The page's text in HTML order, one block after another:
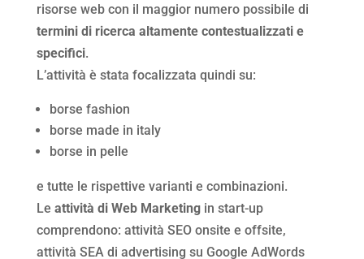
risorse web con il maggior numero possibile di
termini di ricerca altamente contestualizzati e
specifici.
L’attività è stata focalizzata quindi su:
borse fashion
borse made in italy
borse in pelle
e tutte le rispettive varianti e combinazioni.
Le attività di Web Marketingin start-up
comprendono: attività SEO onsite e offsite,
attività SEA di advertising su Google AdWords